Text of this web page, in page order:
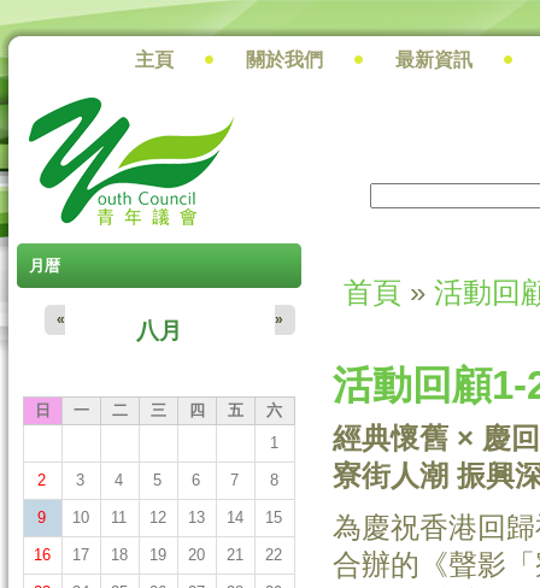
搜尋
主頁 關於我們 最新資訊
月暦
八月
« »
日 一 二 三 四 五
六
1
2 3 4 5 6 7 8
9 10 11 12 13 14 15
16 17 18 19 20 21 22
您在這裡
首頁 »活動回
活動回顧1-
經典懷舊 × 慶
寮街人潮 振興
為慶祝香港回
合辦的《聲影